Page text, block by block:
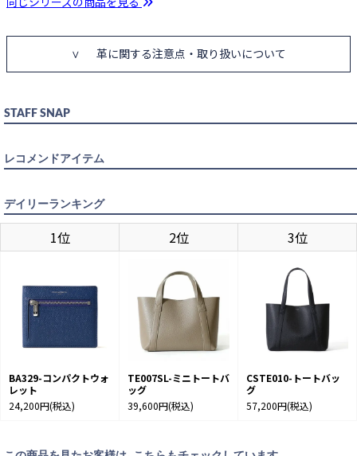
カートに入れる
95cm
80cm カートに入れる
カートに入れる
90cm カートに入れる
95cm カートに入れる
革に関する注意点・取り扱いについて
STAFF SNAP
レコメンドアイテム
デイリーランキング
1位 2位 3位
BA329-コンパクトウォ
レット
24,200円(税込)
TE007SL-ミニトートバ
ッグ
39,600円(税込)
CSTE010-トートバッ
グ
57,200円(税込)